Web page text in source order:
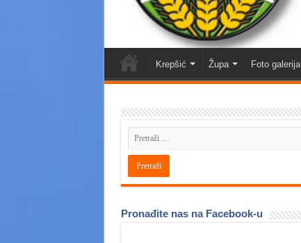
Krepšić Župa Foto galerija
Pronađite nas na Facebook-u